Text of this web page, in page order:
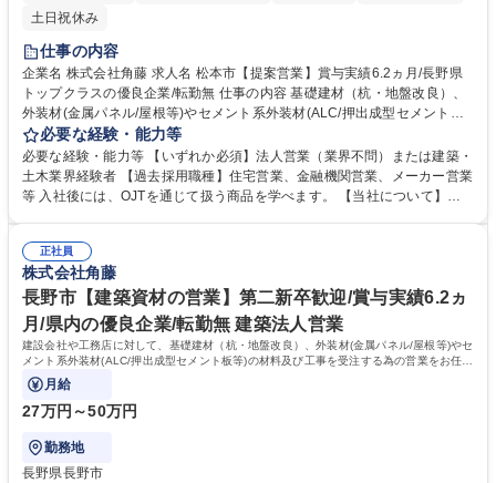
土日祝休み
仕事の内容
企業名 株式会社角藤 求人名 松本市【提案営業】賞与実績6.2ヵ月/長野県
トップクラスの優良企業/転勤無 仕事の内容 基礎建材（杭・地盤改良）、
外装材(金属パネル/屋根等)やセメント系外装材(ALC/押出成型セメント板
等)の材料及び工事を受注する為の営業業務をお任 せします。 ※金属系外
装材は、建物や景観材等の「意匠材」として使用されます。 自身の提案
で、街の美化や利便性の向上に貢献できる仕事です。 【当社の魅力】 安
定：創業91年の長野県売上ランキング12位！国内拠点18ヶ所あり、年間
種 松本市【提案営業】賞与実績6.2ヵ月/長野県トップクラスの優良企業/転
勤無
必要な経験・能力等
必要な経験・能力等 【いずれか必須】法人営業（業界不問）または建築・
土木業界経験者 【過去採用職種】住宅営業、金融機関営業、メーカー営業
等 入社後には、OJTを通じて扱う商品を学べます。 【当社について】東
木工事まで幅広いジャンルの建設に関わっています。 【当社の魅力】安
定：創業91年の長野県売上ランキング12位！国内拠点18ヶ所あり、年間
に携わる工事件数約1,500件 WLBの両立可：平均勤続年数16.7年、年休12
1日、平均有給取得日数9.0日、育休取得率100％ 学歴・資格 学歴：大学
院 大学 高専 短大 専修学校 高校 語学力： 資格：第一種運転免許普通自動
車
正社員
株式会社角藤
長野市【建築資材の営業】第二新卒歓迎/賞与実績6.2ヵ
月/県内の優良企業/転勤無 建築法人営業
建設会社や工務店に対して、基礎建材（杭・地盤改良）、外装材(金属パネル/屋根等)やセ
メント系外装材(ALC/押出成型セメント板等)の材料及び工事を受注する為の営業をお任せ
します。
月給
27万円～50万円
勤務地
長野県長野市